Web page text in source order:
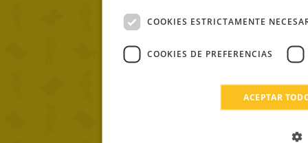
COOKIES ESTRICTAMENTE
COOKIES DE PREFERENCIAS
ACEPTAR